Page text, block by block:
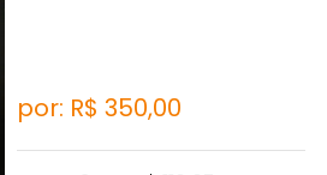
por: R$ 350,00